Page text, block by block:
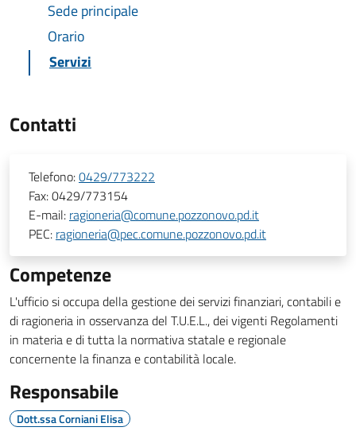
Sede principale
Orario
Servizi
Contatti
Telefono:0429/773222
Fax:0429/773154
E-mail: ragioneria@comune.pozzonovo.pd.it
PEC: ragioneria@pec.comune.pozzonovo.pd.it
Competenze
L'ufficio si occupa della gestione dei servizi finanziari, contabili e
di ragioneria in osservanza del T.U.E.L., dei vigenti Regolamenti
in materia e di tutta la normativa statale e regionale
concernente la finanza e contabilità locale.
Responsabile
Dott.ssa Corniani Elisa